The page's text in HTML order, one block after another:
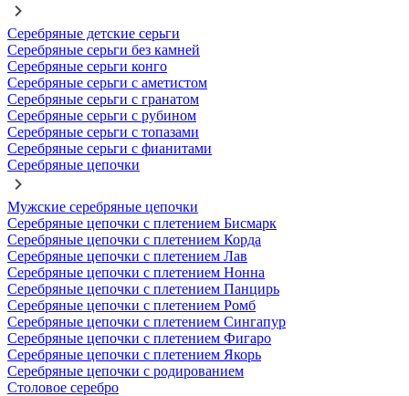
Серебряные детские серьги
Серебряные серьги без камней
Серебряные серьги конго
Серебряные серьги с аметистом
Серебряные серьги с гранатом
Серебряные серьги с рубином
Серебряные серьги с топазами
Серебряные серьги с фианитами
Серебряные цепочки
Мужские серебряные цепочки
Серебряные цепочки с плетением Бисмарк
Серебряные цепочки с плетением Корда
Серебряные цепочки с плетением Лав
Серебряные цепочки с плетением Нонна
Серебряные цепочки с плетением Панцирь
Серебряные цепочки с плетением Ромб
Серебряные цепочки с плетением Сингапур
Серебряные цепочки с плетением Фигаро
Серебряные цепочки с плетением Якорь
Серебряные цепочки с родированием
Столовое серебро